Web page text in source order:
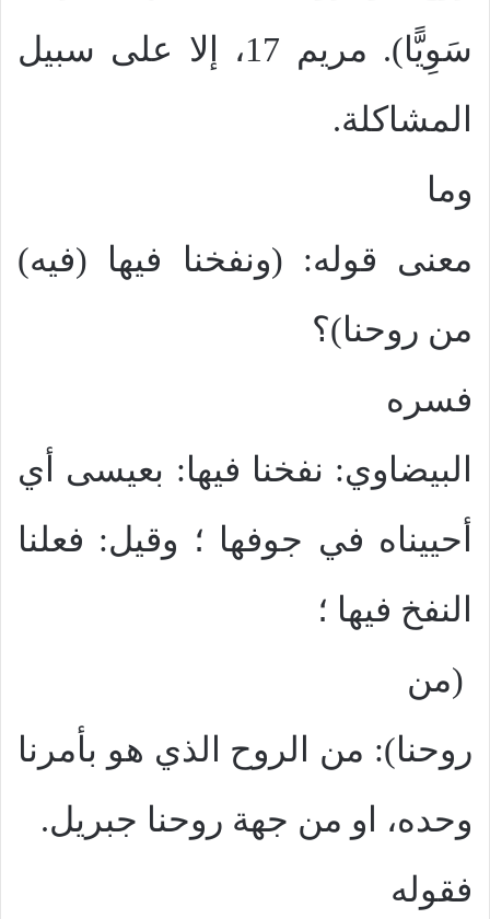
سَوِيًّا). مريم 17، إلا على سبيل
المشاكلة.
وما
معنى قوله: (ونفخنا فيها (فيه)
من روحنا)؟
فسره
البيضاوي: نفخنا فيها: بعيسى أي
أحييناه في جوفها ؛ وقيل: فعلنا
النفخ فيها ؛
(من
روحنا): من الروح الذي هو بأمرنا
وحده، او من جهة روحنا جبريل.
فقوله